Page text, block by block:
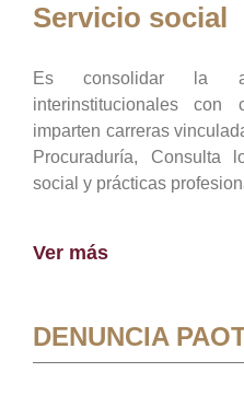
Servicio social
Es consolidar la
interinstitucionales
imparten carreras
Procuraduría, Consulta
social y prácticas
Ver más
DENUNCIA